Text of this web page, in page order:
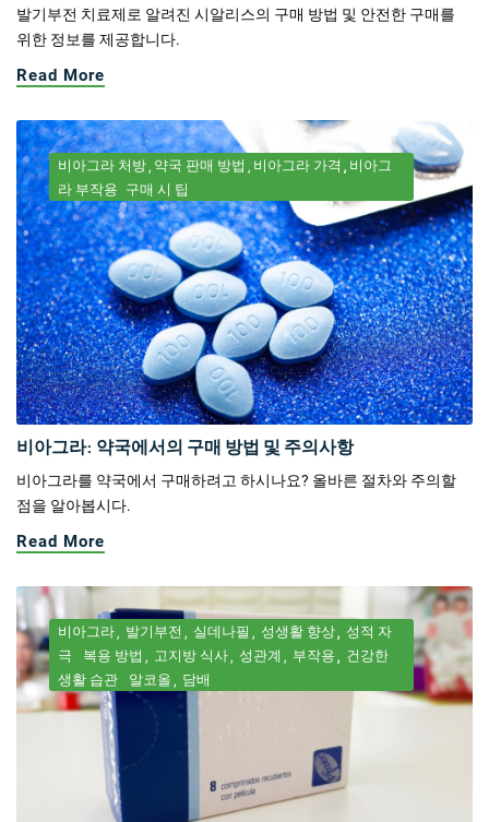
발기부전 치료제로 알려진 시알리스의 구매 방법 및 안전한 구매를
위한 정보를 제공합니다.
Read More
비아그라 처방 약국 판매 방법 비아그라 가격
비아그
라 부작용 구매 시 팁
비아그라: 약국에서의 구매 방법 및 주의사항
비아그라를 약국에서 구매하려고 하시나요? 올바른 절차와 주의할
점을 알아봅시다.
Read More
비아그라 발기부전 실데나필 성생활 향상
성적 자
극
복용 방법 고지방 식사 성관계 부작용
건강한
생활 습관
알코올 담배